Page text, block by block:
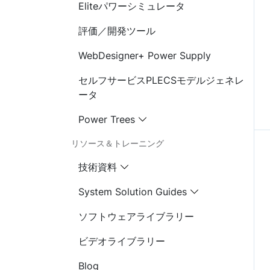
Eliteパワーシミュレータ
評価／開発ツール
WebDesigner+ Power Supply
セルフサービスPLECSモデルジェネレ
ータ
Power Trees
リソース＆トレーニング
技術資料
System Solution Guides
ソフトウェアライブラリー
ビデオライブラリー
Blog